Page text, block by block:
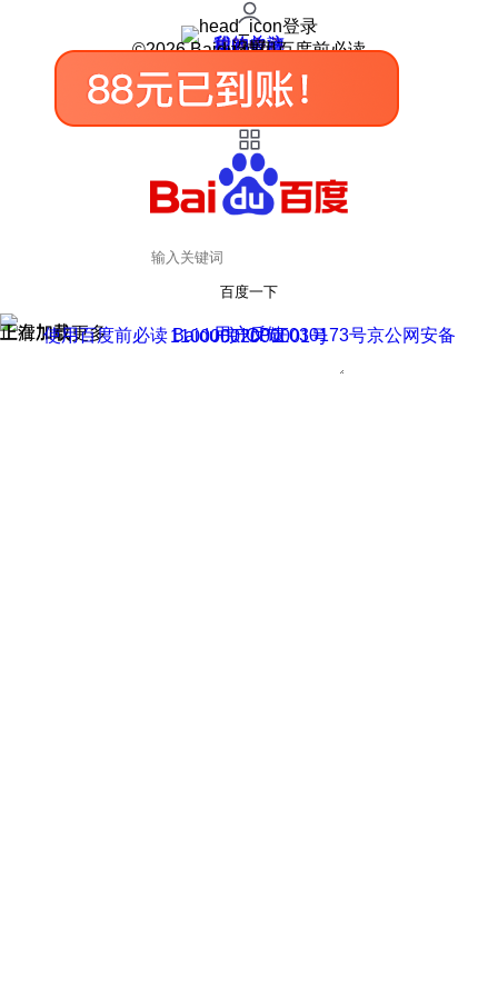
登录
我的关注
我的收藏
皮肤中心
用户反馈
设置
©2026 Baidu 使用百度前必读
百度一下
正在加载
上滑加载更多 用户反馈
使用百度前必读 Baidu 京ICP证030173号
京公网安备11000002000001号